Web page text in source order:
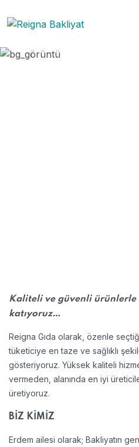
Kaliteli ve güvenli ürünlerle
katıyoruz…
Reigna Gıda olarak, özenle
tüketiciye en taze ve sağlıklı
gösteriyoruz. Yüksek kaliteli
vermeden, alanında en iyi
üretiyoruz.
BİZ KİMİZ
Erdem ailesi olarak; Bakliyatın